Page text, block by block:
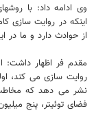
وی ادامه داد: با
اینکه در روایت سازی
از حوادث دارد و ما
مقدم فر اظهار داشت:
روایت سازی می کند،
نشر می دهد که
فضای توئیتر، پنج میلیون را تبدیل به